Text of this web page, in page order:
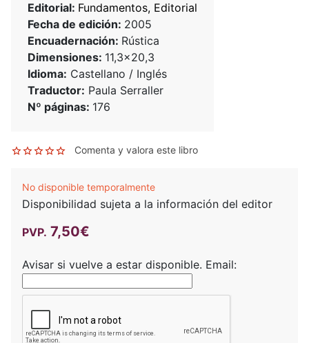
Editorial: Fundamentos, Editorial
Fecha de edición: 2005
Encuadernación: Rústica
Dimensiones: 11,3x20,3
Idioma: Castellano / Inglés
Traductor: Paula Serraller
Nº páginas: 176
Comenta y valora este libro
No disponible temporalmente
Disponibilidad sujeta a la información del editor
PVP. 7,50€
Avisar si vuelve a estar disponible. Email: